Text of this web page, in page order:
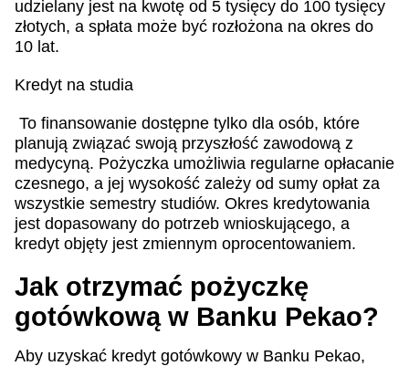
udzielany jest na kwotę od 5 tysięcy do 100 tysięcy
złotych, a spłata może być rozłożona na okres do
10 lat.
Kredyt na studia
To finansowanie dostępne tylko dla osób, które
planują związać swoją przyszłość zawodową z
medycyną. Pożyczka umożliwia regularne opłacanie
czesnego, a jej wysokość zależy od sumy opłat za
wszystkie semestry studiów. Okres kredytowania
jest dopasowany do potrzeb wnioskującego, a
kredyt objęty jest zmiennym oprocentowaniem.
Jak otrzymać pożyczkę
gotówkową w Banku Pekao?
Aby uzyskać kredyt gotówkowy w Banku Pekao,